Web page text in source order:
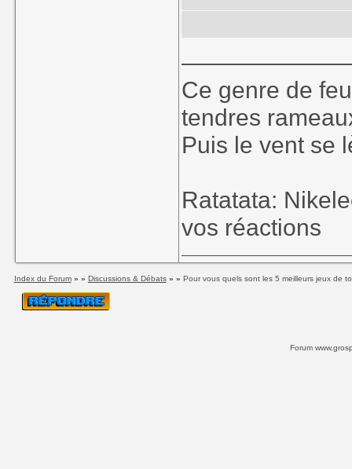
Ce genre de
tendres
Puis le vent se
Ratatata:
vos réactions
Index du Forum» » Discussions & Débats» » Pour vous quels sont les 5 meilleurs jeux de
Forum